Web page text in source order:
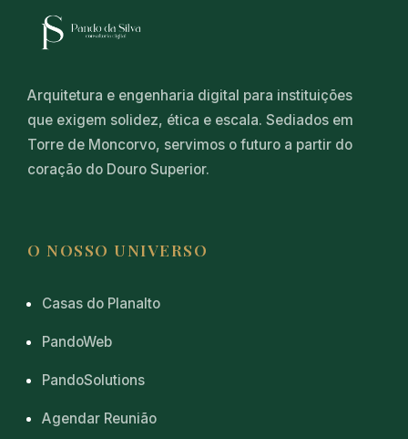
Arquitetura e engenharia digital para instituições
que exigem solidez, ética e escala. Sediados em
Torre de Moncorvo, servimos o futuro a partir do
coração do Douro Superior.
O NOSSO UNIVERSO
Casas do Planalto
PandoWeb
PandoSolutions
Agendar Reunião